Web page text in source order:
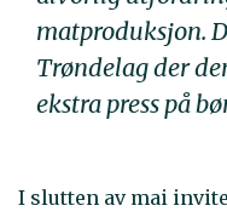
matproduksjon.
Trøndelag der
ekstra press på
I slutten av mai